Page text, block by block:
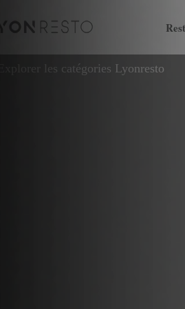
Explorer les catégories Lyonresto